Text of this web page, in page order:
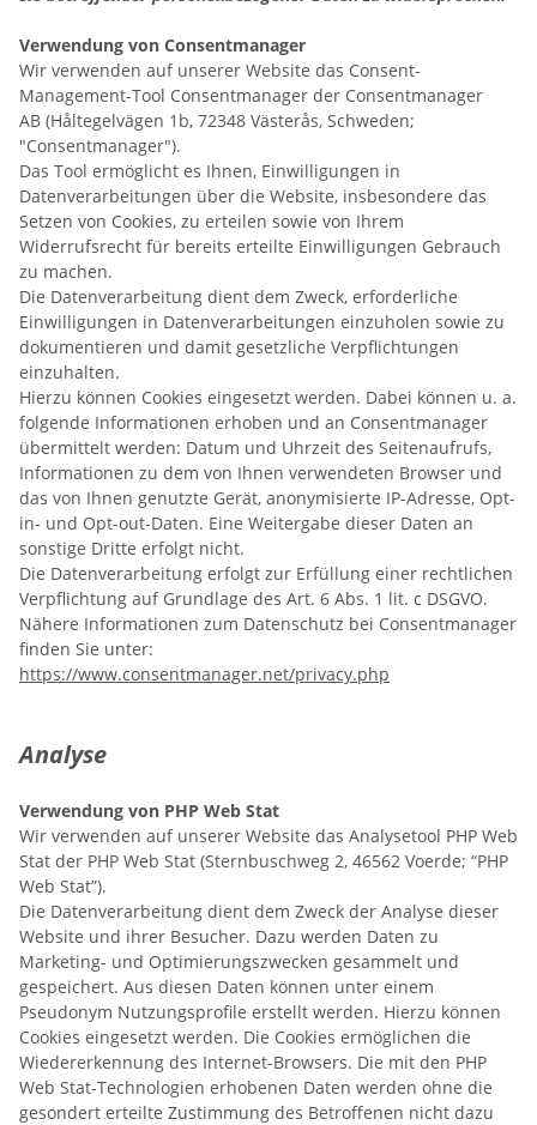
Verwendung von Consentmanager
Wir verwenden auf unserer Website das Consent-
Management-Tool Consentmanager der Consentmanager
AB (Håltegelvägen 1b, 72348 Västerås, Schweden;
"Consentmanager").
Das Tool ermöglicht es Ihnen, Einwilligungen in
Datenverarbeitungen über die Website, insbesondere das
Setzen von Cookies, zu erteilen sowie von Ihrem
Widerrufsrecht für bereits erteilte Einwilligungen Gebrauch
zu machen.
Die Datenverarbeitung dient dem Zweck, erforderliche
Einwilligungen in Datenverarbeitungen einzuholen sowie zu
dokumentieren und damit gesetzliche Verpflichtungen
einzuhalten.
Hierzu können Cookies eingesetzt werden. Dabei können u. a.
folgende Informationen erhoben und an Consentmanager
übermittelt werden: Datum und Uhrzeit des Seitenaufrufs,
Informationen zu dem von Ihnen verwendeten Browser und
das von Ihnen genutzte Gerät, anonymisierte IP-Adresse, Opt-
in- und Opt-out-Daten. Eine Weitergabe dieser Daten an
sonstige Dritte erfolgt nicht.
Die Datenverarbeitung erfolgt zur Erfüllung einer rechtlichen
Verpflichtung auf Grundlage des Art. 6 Abs. 1 lit. c DSGVO.
Nähere Informationen zum Datenschutz bei Consentmanager
finden Sie unter:
https://www.consentmanager.net/privacy.php
Analyse
Verwendung von PHP Web Stat
Wir verwenden auf unserer Website das Analysetool PHP Web
Stat der PHP Web Stat (Sternbuschweg 2, 46562 Voerde; “PHP
Web Stat”).
Die Datenverarbeitung dient dem Zweck der Analyse dieser
Website und ihrer Besucher. Dazu werden Daten zu
Marketing- und Optimierungszwecken gesammelt und
gespeichert. Aus diesen Daten können unter einem
Pseudonym Nutzungsprofile erstellt werden. Hierzu können
Cookies eingesetzt werden. Die Cookies ermöglichen die
Wiedererkennung des Internet-Browsers. Die mit den PHP
Web Stat-Technologien erhobenen Daten werden ohne die
gesondert erteilte Zustimmung des Betroffenen nicht dazu